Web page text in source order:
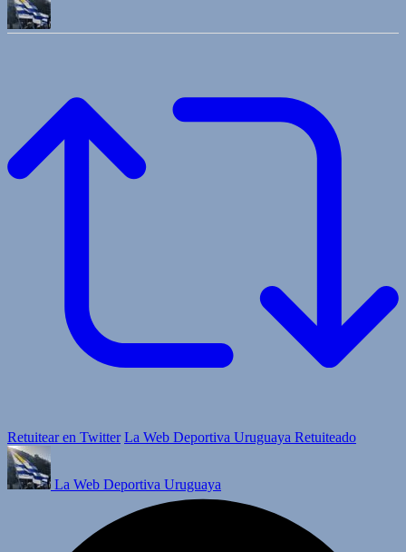
Retuitear en Twitter La Web Deportiva Uruguaya Retuiteado
La Web Deportiva Uruguaya